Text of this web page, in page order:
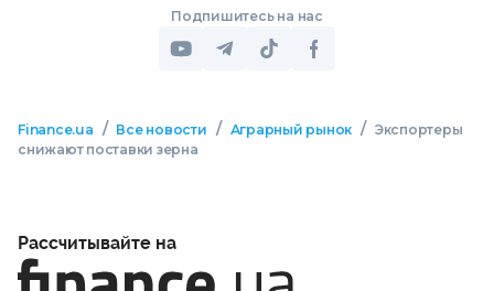
Подпишитесь на нас
Finance.ua / Все новости / Аграрный рынок / Экспортеры
снижают поставки зерна
Рассчитывайте на